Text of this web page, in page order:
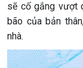
sẽ cố gắng vượt
bão của bản
nhà.